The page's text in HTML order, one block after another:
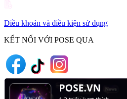
Điều khoản và điều kiện sử dụng
KẾT NỐI VỚI POSE QUA